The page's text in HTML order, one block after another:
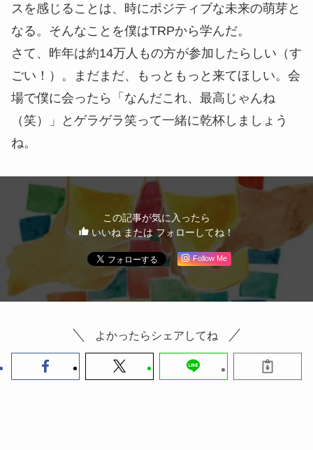
スを感じることは、時にポジティブな未来の萌芽と
なる。そんなことを僕はTRPから学んだ。
さて、昨年は約14万人もの方が参加したらしい（す
ごい！）。まだまだ、もっともっと来てほしい。会
場で僕に会ったら「なんだこれ、最高じゃんね
（笑）」とゲラゲラ笑って一緒に乾杯しましょう
ね。
この記事が気に入ったら
いいね または フォローしてね！
Follow Me
よかったらシェアしてね